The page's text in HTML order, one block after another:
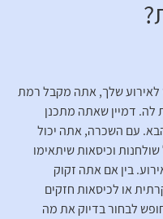
לאירוע שלך, אתה מקבל רמת
לה. דמיין שאתה מתכנן
עם השכרה, אתה יכול
שולחנות וכיסאות שיתאימו
בין אם אתה זקוק
או לכיסאות חזקים
לבחור בדיוק את מה